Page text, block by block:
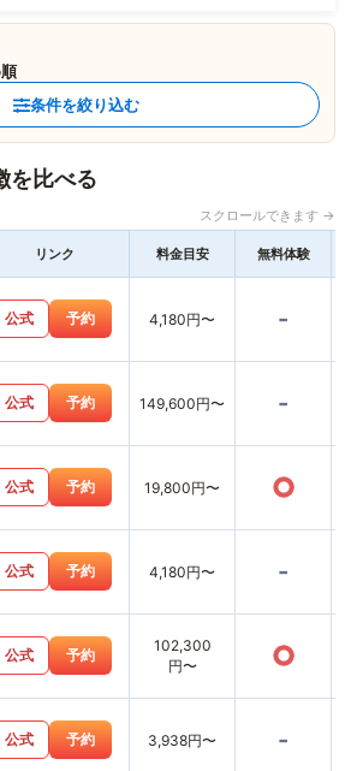
条件を絞り込む
を比べる
スクロールできます →
リンク 料金目安 無料体験
公式 予約 4,180円〜 -
公式 予約 149,600円〜 -
公式 予約 19,800円〜 ○
公式 予約 4,180円〜 -
公式 予約
102,300
円〜
○
公式 予約 3,938円〜 -